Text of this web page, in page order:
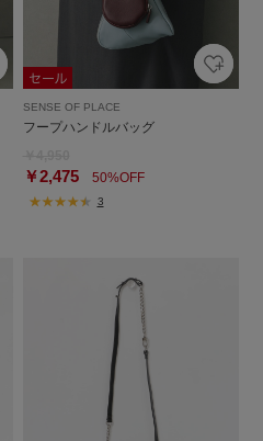
SENSE OF PLACE
フープハンドルバッグ
￥2,47550%OFF
3